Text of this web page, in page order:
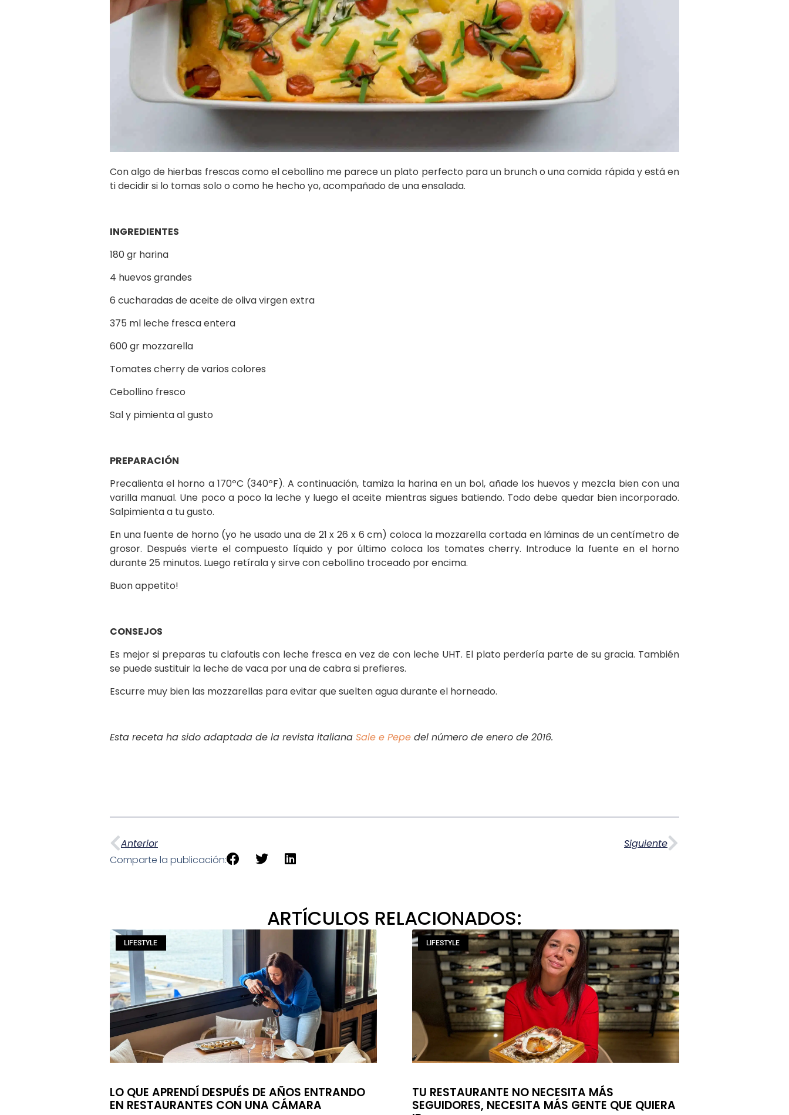
Con algo de hierbas frescas como el cebollino me parece un plato perfecto para un brunch o una comida rápida y está en
ti decidir si lo tomas solo o como he hecho yo, acompañado de una ensalada.
INGREDIENTES
180 gr harina
4 huevos grandes
6 cucharadas de aceite de oliva virgen extra
375 ml leche fresca entera
600 gr mozzarella
Tomates cherry de varios colores
Cebollino fresco
Sal y pimienta al gusto
PREPARACIÓN
Precalienta el horno a 170ºC (340ºF). A continuación, tamiza la harina en un bol, añade los huevos y mezcla bien con una
varilla manual. Une poco a poco la leche y luego el aceite mientras sigues batiendo. Todo debe quedar bien incorporado.
Salpimienta a tu gusto.
En una fuente de horno (yo he usado una de 21 x 26 x 6 cm) coloca la mozzarella cortada en láminas de un centímetro de
grosor. Después vierte el compuesto líquido y por último coloca los tomates cherry. Introduce la fuente en el horno
durante 25 minutos. Luego retírala y sirve con cebollino troceado por encima.
Buon appetito!
CONSEJOS
Es mejor si preparas tu clafoutis con leche fresca en vez de con leche UHT. El plato perdería parte de su gracia. También
se puede sustituir la leche de vaca por una de cabra si prefieres.
Escurre muy bien las mozzarellas para evitar que suelten agua durante el horneado.
Esta receta ha sido adaptada de la revista italiana Sale e Pepe del número de enero de 2016.
Anterior
Siguiente
Comparte la publicación:
ARTÍCULOS RELACIONADOS:
LIFESTYLE
LO QUE APRENDÍ DESPUÉS DE AÑOS ENTRANDO
EN RESTAURANTES CON UNA CÁMARA
LIFESTYLE
TU RESTAURANTE NO NECESITA MÁS
SEGUIDORES, NECESITA MÁS GENTE QUE QUIERA